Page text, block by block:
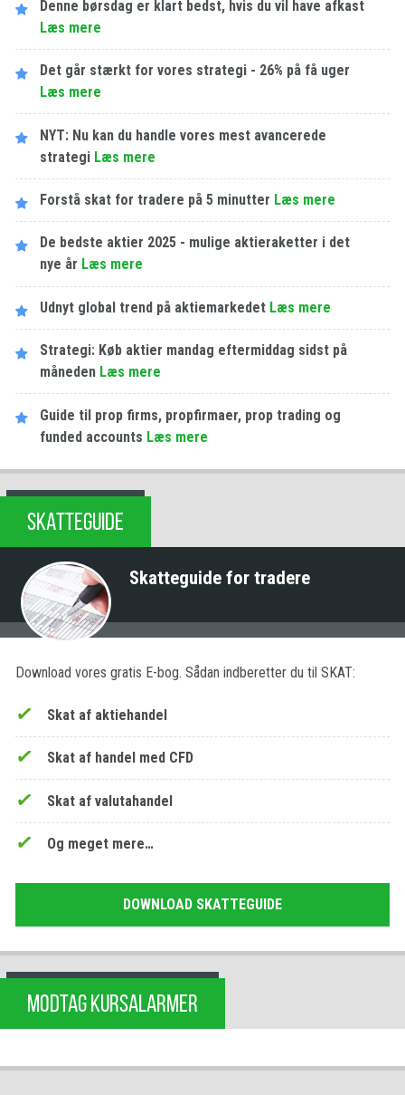
Denne børsdag er klart bedst, hvis du vil have afkast
Læs mere
Det går stærkt for vores strategi - 26% på få uger
Læs mere
NYT: Nu kan du handle vores mest avancerede
strategi Læs mere
Forstå skat for tradere på 5 minutter Læs mere
De bedste aktier 2025 - mulige aktieraketter i det
nye år Læs mere
Udnyt global trend på aktiemarkedet Læs mere
Strategi: Køb aktier mandag eftermiddag sidst på
måneden Læs mere
Guide til prop firms, propfirmaer, prop trading og
funded accounts Læs mere
SKATTEGUIDE
Skatteguide for tradere
Download vores gratis E-bog. Sådan indberetter du til SKAT:
Skat af aktiehandel
Skat af handel med CFD
Skat af valutahandel
Og meget mere…
DOWNLOAD SKATTEGUIDE
MODTAG KURSALARMER